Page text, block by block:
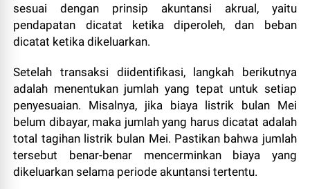
sesuai dengan prinsip akuntansi akrual, yaitu
pendapatan dicatat ketika diperoleh, dan beban
dicatat ketika dikeluarkan.
Setelah transaksi diidentifikasi, langkah berikutnya
adalah menentukan jumlah yang tepat untuk setiap
penyesuaian. Misalnya, jika biaya listrik bulan Mei
belum dibayar, maka jumlah yang harus dicatat adalah
total tagihan listrik bulan Mei. Pastikan bahwa jumlah
tersebut benar-benar mencerminkan biaya yang
dikeluarkan selama periode akuntansi tertentu.